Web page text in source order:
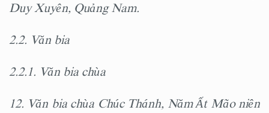
Duy Xuyên, Quảng Nam.
2.2. Văn bia
2.2.1. Văn bia chùa
12. Văn bia chùa Chúc Thánh, Năm Ất Mão niên